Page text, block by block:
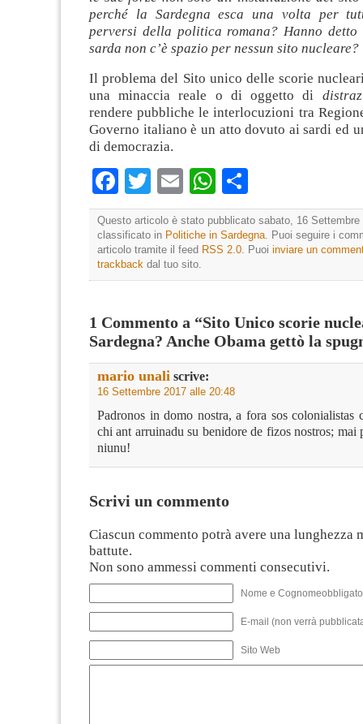
perché la Sardegna esca una volta per
perversi della politica romana? Hanno detto
sarda non c’è spazio per nessun sito nucleare?
Il problema del Sito unico delle scorie
una minaccia reale o di oggetto di
rendere pubbliche le interlocuzioni tra
Governo italiano è un atto dovuto ai sardi ed
di democrazia.
Facebook
TwitterEmailWhatsApp
Questo articolo è stato pubblicato sabato, 16 Settembre
classificato in Politiche in Sardegna . Puoi seguire i
articolo tramite il feed RSS 2.0 . Puoi inviare un
trackback dal tuo sito.
1 Commento a “Sito Unico scorie
Sardegna? Anche Obama gettò la
mario unali scrive:
16 Settembre 2017 alle 20:48
Padronos in domo nostra, a fora sos colonialistas
chi ant arruinadu su benidore de fizos nostros; mai
niunu!
Scrivi un commento
Ciascun commento potrà avere una lunghezza
battute.
Non sono ammessi commenti consecutivi.
Nome e
E-mail (non verrà
Sito Web